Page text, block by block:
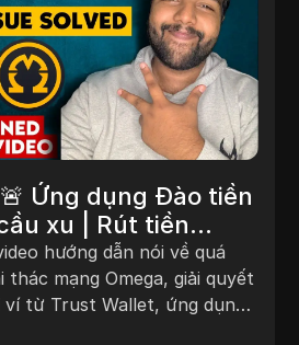
🚨 Ứng dụng Đào tiền
xu | Rút tiền
| Giải quyết vấn đề
hướng dẫn nói về quá
mạng Omega, giải quyết
ví từ Trust Wallet, ứng dụng
Nó cung cấp giải pháp